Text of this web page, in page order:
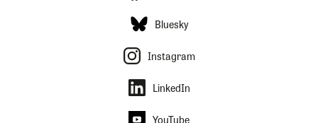
Bluesky
Instagram
LinkedIn
YouTube